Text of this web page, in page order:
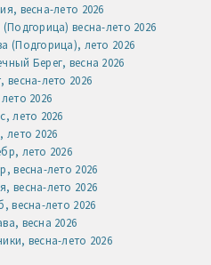
весна-лето 2026
весна-лето 2026
(Подгорица), лето 2026
Берег, весна 2026
лето 2026
2026
лето 2026
лето 2026
лето 2026
весна-лето 2026
весна-лето 2026
весна-лето 2026
весна 2026
весна-лето 2026